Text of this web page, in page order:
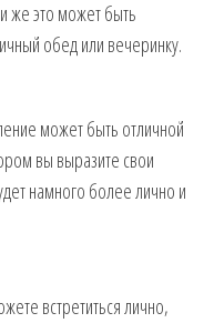
же это может быть
обед или вечеринку.
может быть отличной
вы выразите свои
намного более лично и
встретиться лично,